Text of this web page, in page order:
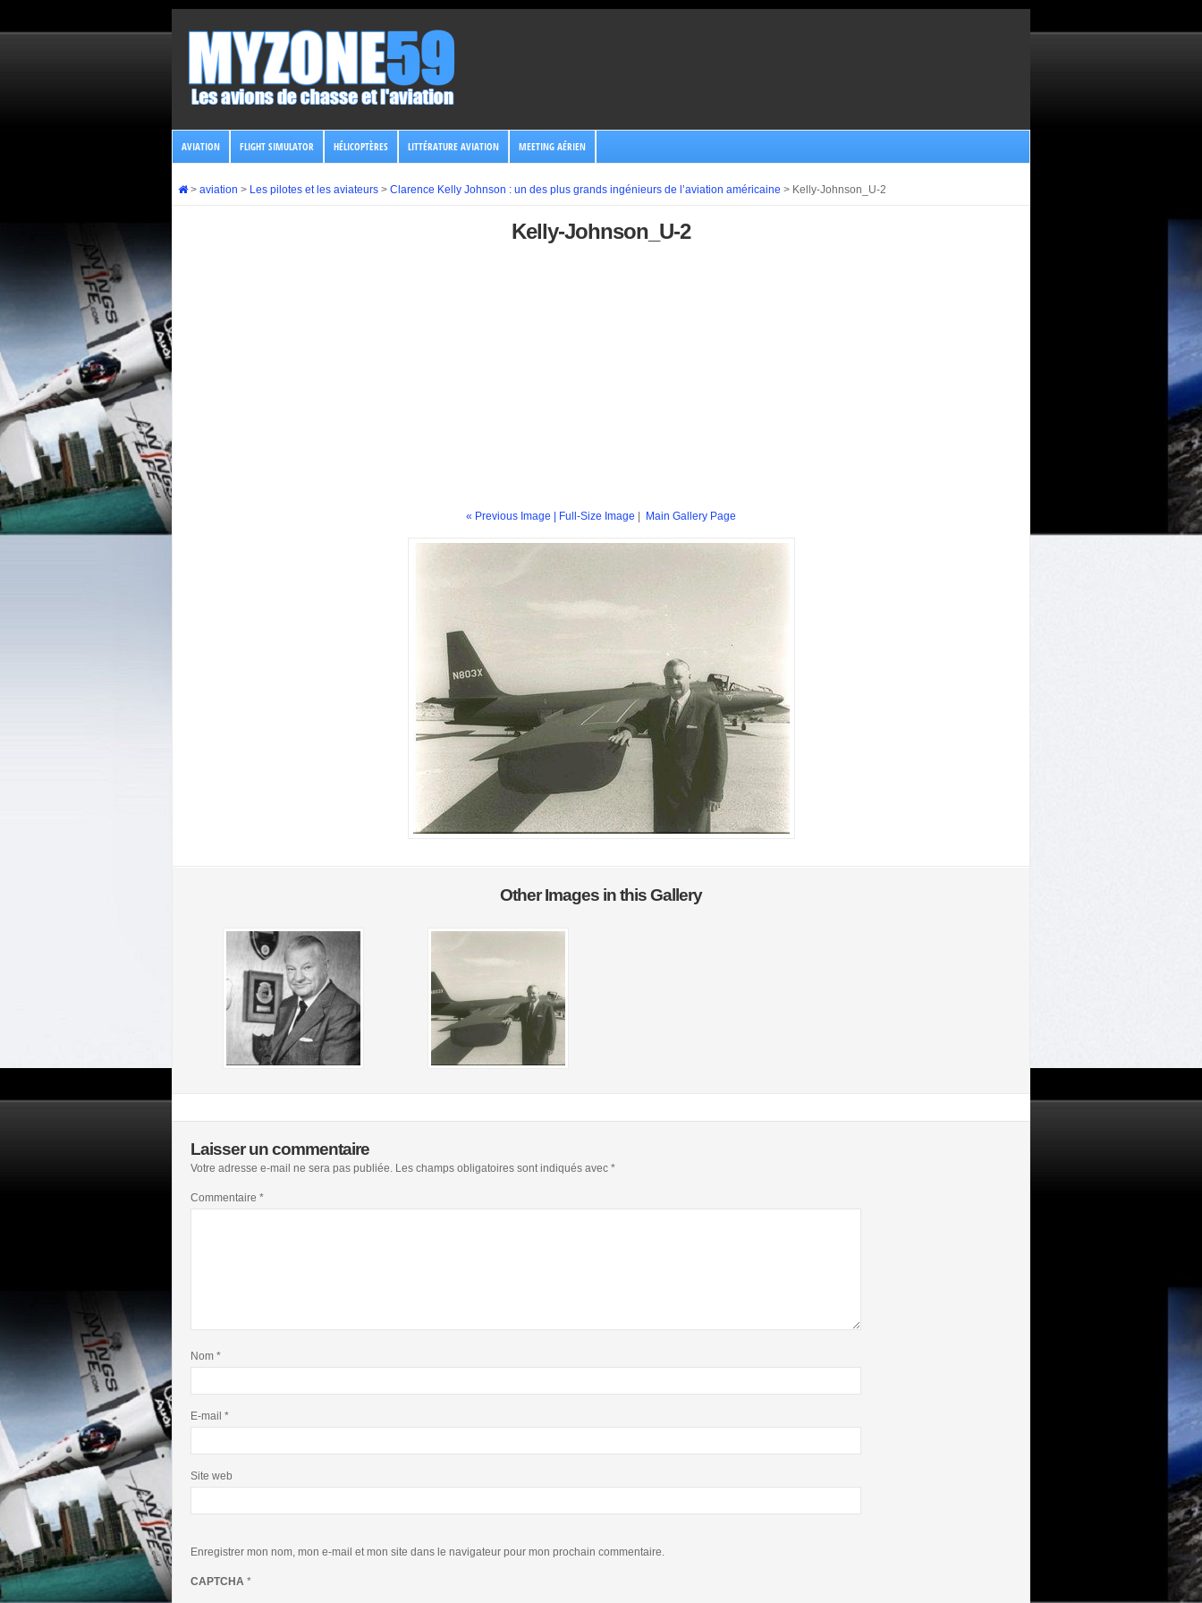
AVIATION FLIGHT SIMULATOR HÉLICOPTÈRES LITTÉRATURE AVIATION MEETING AÉRIEN
> aviation > Les pilotes et les aviateurs > Clarence Kelly Johnson : un des plus grands ingénieurs de l’aviation américaine > Kelly-Johnson_U-2
Kelly-Johnson_U-2
« Previous Image | Full-Size Image Main Gallery Page
Other Images in this Gallery
Laisser un commentaire
Votre adresse e-mail ne sera pas publiée. Les champs obligatoires sont indiqués avec *
Commentaire *
Nom *
E-mail *
Site web
Enregistrer mon nom, mon e-mail et mon site dans le navigateur pour mon prochain commentaire.
CAPTCHA *